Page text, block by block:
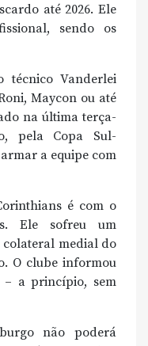
até 2026. Ele
sendo os
técnico Vanderlei
Maycon ou até
na última terça-
pela Copa Sul-
a equipe com
é com o
Ele sofreu um
colateral medial do
O clube informou
– a princípio, sem
não poderá